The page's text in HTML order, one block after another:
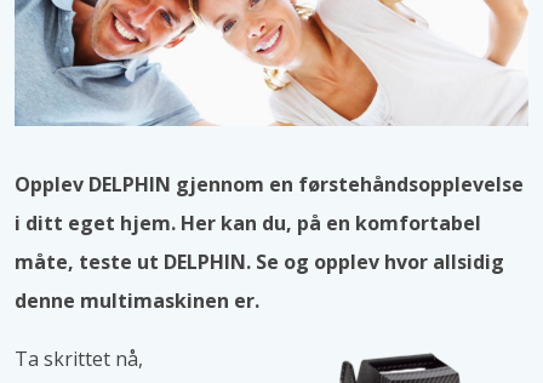
Opplev DELPHIN gjennom en førstehåndsopplevelse
i ditt eget hjem. Her kan du, på en komfortabel
måte, teste ut DELPHIN. Se og opplev hvor allsidig
denne multimaskinen er.
Ta skrittet nå,